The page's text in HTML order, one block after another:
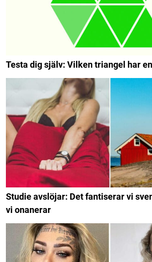
Testa dig själv: Vilken triangel har
Studie avslöjar: Det fantiserar vi
vi onanerar